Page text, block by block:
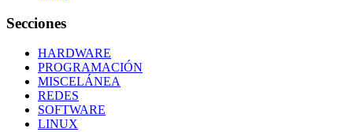
Secciones
HARDWARE
PROGRAMACIÓN
MISCELÁNEA
REDES
SOFTWARE
LINUX